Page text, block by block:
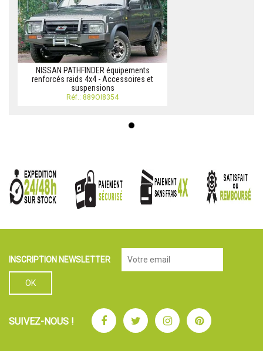
NISSAN PATHFINDER équipements
renforcés raids 4x4 - Accessoires et
suspensions
Réf.: 889OI8354
INSCRIPTION NEWSLETTER
SUIVEZ-NOUS ! FacebookTwitterInstagramPinterest